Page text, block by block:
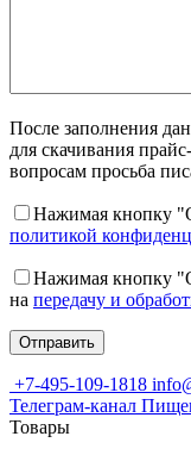
После заполнения
для скачивания
вопросам просьба
Нажимая кнопку
политикой
Нажимая кнопку
на передачу и
+7-495-109-1818
Телеграм-канал
Товары